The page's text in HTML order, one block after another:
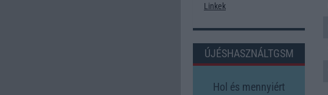
Linkek
ÚJÉSHASZNÁLTGSM
Hol és mennyiért